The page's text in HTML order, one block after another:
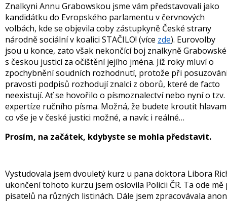
Znalkyni Annu Grabowskou jsme vám představovali jako
kandidátku do Evropského parlamentu v červnových
volbách, kde se objevila coby zástupkyně České strany
národně sociální v koalici STAČILO! (více zde). Eurovolby
jsou u konce, zato však nekončící boj znalkyně Grabowské
s českou justicí za očištění jejího jména. Již roky mluví o
zpochybnění soudních rozhodnutí, protože při
pravosti podpisů rozhodují znalci z oborů, které de facto
neexistují. Ať se hovořilo o písmoznalectví nebo nyní o tzv.
expertíze ručního písma. Možná, že budete kroutit
co vše je v české justici možné, a navíc i reálné…
Prosím, na začátek, kdybyste se mohla představit.
Vystudovala jsem dvouletý kurz u pana doktora Libora
ukončení tohoto kurzu jsem oslovila Policii ČR. Ta ode
pisatelů na různých listinách. Dále jsem zpracovávala